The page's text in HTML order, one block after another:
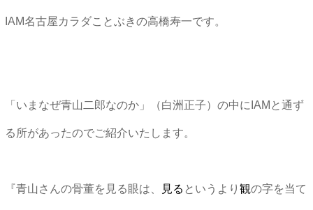
IAM名古屋カラダことぶきの高橋寿一です。
「いまなぜ青山二郎なのか」（白洲正子）の中にIAMと通ず
る所があったのでご紹介いたします。
『青山さんの骨董を見る眼は、 見る というより 観の字を当て